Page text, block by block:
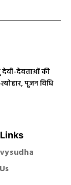
देवी-देवताओं की
पूजन विधि